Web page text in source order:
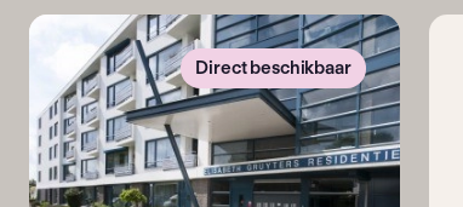
Direct beschikbaar